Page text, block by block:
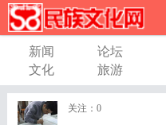
新闻 论坛
文化
旅游
关注： 0